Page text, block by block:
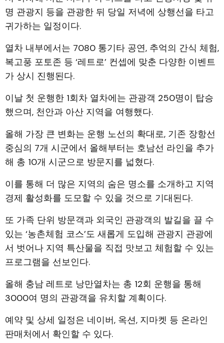
명 관광지 등을 관광한 뒤 당일 저녁에 상행선을 타고
귀가하는 일정이다.
열차 내부에서는 7080 통기타 공연, 추억의 간식 체험,
복고풍 포토존 등 ‘레트로’ 컨셉에 맞춘 다양한 이벤트
가 상시 진행된다.
이날 첫 운행한 1회차 열차에는 관광객 250명이 탑승
했으며, 천안과 아산 지역을 여행했다.
올해 가장 큰 변화는 운행 노선의 확대로, 기존 장항선
중심의 7개 시군에서 올해부터는 호남선 라인을 추가
해 총 10개 시군으로 방문지를 넓혔다.
이를 통해 더 많은 지역의 숨은 명소를 소개하고 지역
경제 활성화를 도모할 수 있을 것으로 기대된다.
또 가족 단위 방문객과 외국인 관광객의 발길을 끌 수
있는 ‘농촌체험 코스’도 새롭게 도입해 관광지 관광에
서 벗어나 지역 특산물을 직접 맛보고 체험할 수 있는
프로그램을 선보인다.
올해 충남 레트로 낭만열차는 총 12회 운행을 통해
3000여 명의 관광객을 유치할 계획이다.
예약 및 상세 일정은 네이버, 옥션, 지마켓 등 온라인
판매처에서 확인할 수 있다.